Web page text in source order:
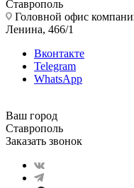
Ставрополь
Головной офис
Ленина, 466/1
Вконтакте
Telegram
WhatsApp
Ваш город
Ставрополь
Заказать звонок